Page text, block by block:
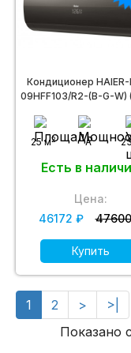
Кондиционер HAIER-
09HFF103/R2-(B-G-W)
25 м2 A
Есть в
Цена:
46172 ₽
Купить
1 2 >
>|
Показано